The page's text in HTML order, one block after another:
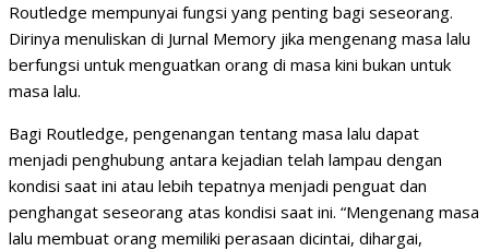
Routledge mempunyai fungsi yang penting bagi seseorang.
Dirinya menuliskan di Jurnal Memory jika mengenang masa lalu
berfungsi untuk menguatkan orang di masa kini bukan untuk
masa lalu.
Bagi Routledge, pengenangan tentang masa lalu dapat
menjadi penghubung antara kejadian telah lampau dengan
kondisi saat ini atau lebih tepatnya menjadi penguat dan
penghangat seseorang atas kondisi saat ini. “Mengenang masa
lalu membuat orang memiliki perasaan dicintai, dihargai,